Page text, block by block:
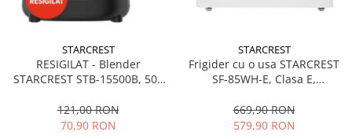
STARCREST
RESIGILAT - Blender
STARCREST STB-15500B, 500
Pulse, Negru
121,00 RON
70,90 RON
STARCREST
Frigider cu o usa STARCREST
SF-85WH-E, Clasa E,
interioara, Compartiment
gheata, H 82 cm, Alb
669,90 RON
579,90 RON